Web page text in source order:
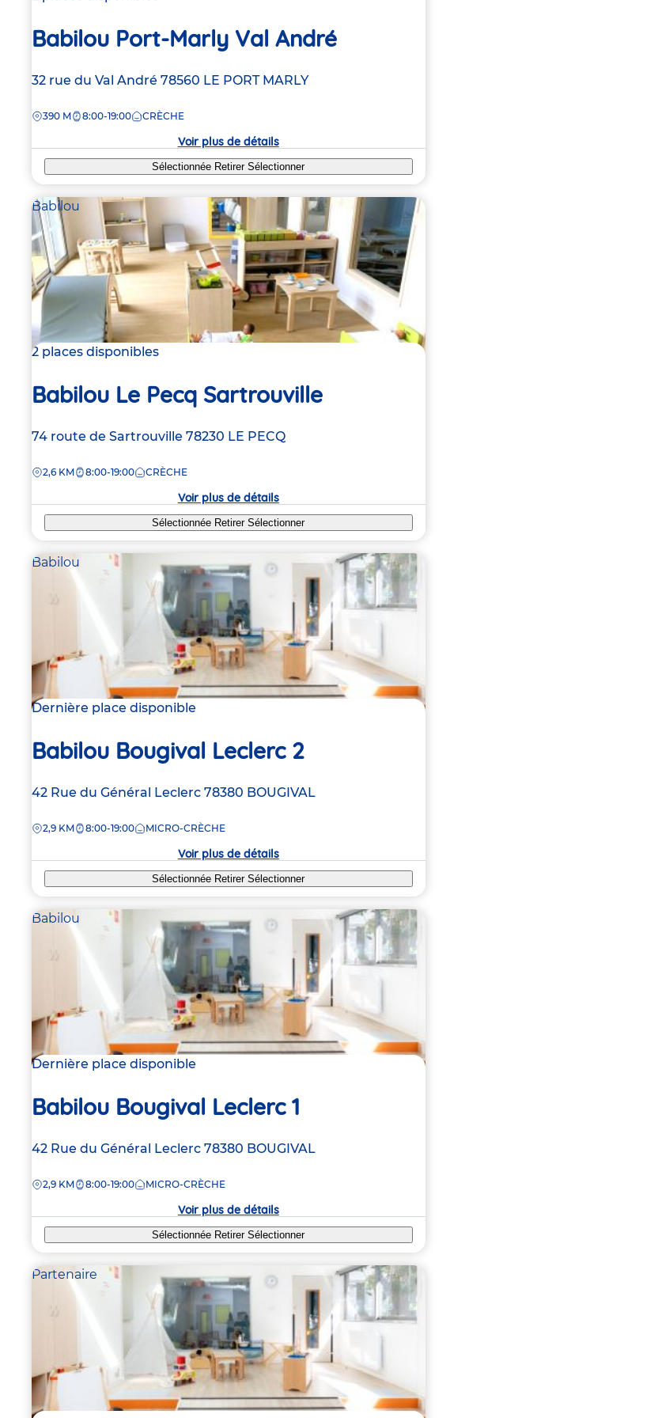
Babilou Port-Marly Val André
Adresse
la
32 rue du Val André 78560 LE PORT MARLY
DISTANCE
390 M 8:00-19:00 CRÈCHE
Voir plus de détails
Sélectionnée RetirerSélectionner
Babilou
2 places disponibles
Babilou Le Pecq Sartrouville
Adresse
la
74 route de Sartrouville 78230 LE PECQ
DISTANCE
2,6 KM 8:00-19:00 CRÈCHE
Voir plus de détails
Sélectionnée RetirerSélectionner
Babilou
Dernière place disponible
Babilou Bougival Leclerc 2
Adresse
la
42 Rue du Général Leclerc 78380 BOUGIVAL
DISTANCE
2,9 KM 8:00-19:00 MICRO-CRÈCHE
Voir plus de détails
Sélectionnée RetirerSélectionner
Babilou
Dernière place disponible
Babilou Bougival Leclerc 1
Adresse
la
42 Rue du Général Leclerc 78380 BOUGIVAL
DISTANCE
2,9 KM 8:00-19:00 MICRO-CRÈCHE
Voir plus de détails
Sélectionnée RetirerSélectionner
Partenaire